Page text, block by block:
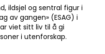
ildsjel og sentral figur i
av gangen» (ESAG) i
viet sitt liv til å gi
i utenforskap.